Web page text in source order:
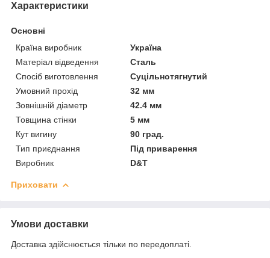
Характеристики
Основні
Країна виробник
Україна
Матеріал відведення
Сталь
Спосіб виготовлення
Суцільнотягнутий
Умовний прохід
32 мм
Зовнішній діаметр
42.4 мм
Товщина стінки
5 мм
Кут вигину
90 град.
Тип приєднання
Під приварення
Виробник
D&T
Приховати
Умови доставки
Доставка здійснюється тільки по передоплаті.